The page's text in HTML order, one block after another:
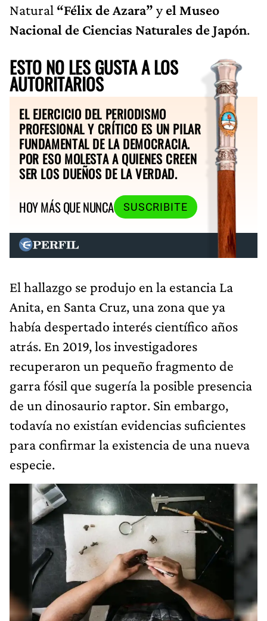
Natural “Félix de Azara” yel Museo
Nacional de Ciencias Naturales de Japón.
ESTO NO LES GUSTA A LOS
AUTORITARIOS
EL EJERCICIO DEL PERIODISMO
PROFESIONAL Y CRÍTICO ES UN PILAR
FUNDAMENTAL DE LA DEMOCRACIA.
POR ESO MOLESTA A QUIENES CREEN
SER LOS DUEÑOS DE LA VERDAD.
HOY MÁS QUE NUNCA
SUSCRIBITE
El hallazgo se produjo en la estancia La
Anita, en Santa Cruz, una zona que ya
había despertado interés científico años
atrás. En 2019, los investigadores
recuperaron un pequeño fragmento de
garra fósil que sugería la posible presencia
de un dinosaurio raptor. Sin embargo,
todavía no existían evidencias suficientes
para confirmar la existencia de una nueva
especie.